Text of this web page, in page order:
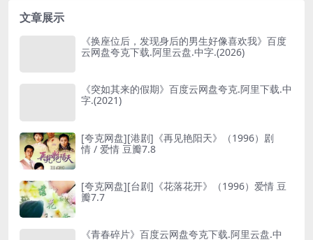
文章展示
《换座位后，发现身后的男生好像喜欢我》百度
云网盘夸克下载.阿里云盘.中字.(2026)
《突如其来的假期》百度云网盘夸克.阿里下载.中
字.(2021)
[夸克网盘][港剧]《再见艳阳天》（1996）剧
情 / 爱情 豆瓣7.8
[夸克网盘][台剧]《花落花开》（1996）爱情 豆
瓣7.7
《青春碎片》百度云网盘夸克下载.阿里云盘.中